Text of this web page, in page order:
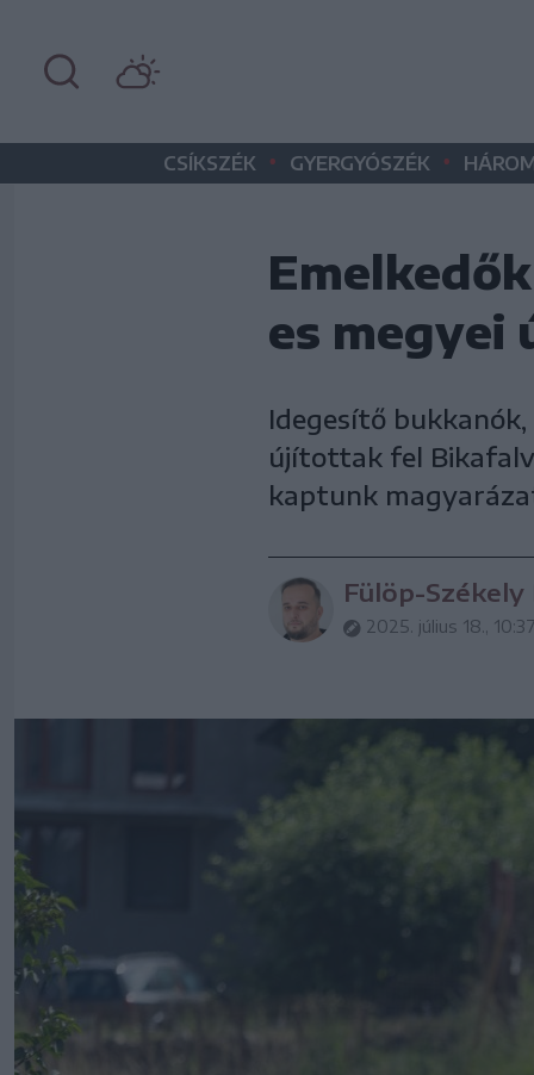
CSÍKSZÉK • GYERGYÓSZÉK •
es megyei
Idegesítő
újítottak fel
kaptunk
Fülöp-
2025. július 18., 10:37